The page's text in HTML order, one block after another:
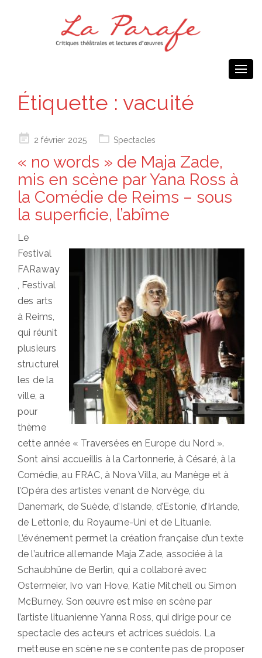
Étiquette : vacuité
Posted2 février 2025 Spectacles
« no words » de Maja Zade,
mis en scène par Yana Ross à
la Comédie de Reims – sous
la superficie, l’abîme
Le
Festival
FARaway
, Festival
des arts
à Reims,
qui réunit
plusieurs
structurel
les de la
ville, a
pour
thème
cette année « Traversées en Europe du Nord ».
Sont ainsi accueillis à la Cartonnerie, à Césaré, à la
Comédie, au FRAC, à Nova Villa, au Manège et à
l’Opéra des artistes venant de Norvège, du
Danemark, de Suède, d’Islande, d’Estonie, d’Irlande,
de Lettonie, du Royaume-Uni et de Lituanie.
L’événement permet la création française d’un texte
de l’autrice allemande Maja Zade, associée à la
Schaubhüne de Berlin, qui a collaboré avec
Ostermeier, Ivo van Hove, Katie Mitchell ou Simon
McBurney. Son œuvre est mise en scène par
l’artiste lituanienne Yanna Ross, qui dirige pour ce
spectacle des acteurs et actrices suédois. La
metteuse en scène ne se contente pas de proposer